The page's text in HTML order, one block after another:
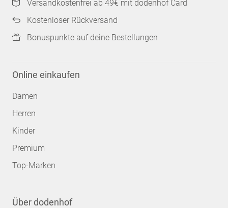
Versandkostenfrei ab 49€ mit dodenhof Card
Kostenloser Rückversand
Bonuspunkte auf deine Bestellungen
Online einkaufen
Damen
Herren
Kinder
Premium
Top-Marken
Über dodenhof